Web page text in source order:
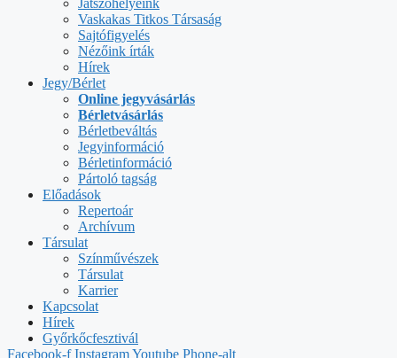
Játszóhelyeink
Vaskakas Titkos Társaság
Sajtófigyelés
Nézőink írták
Hírek
Jegy/Bérlet
Online jegyvásárlás
Bérletvásárlás
Bérletbeváltás
Jegyinformáció
Bérletinformáció
Pártoló tagság
Előadások
Repertoár
Archívum
Társulat
Színművészek
Társulat
Karrier
Kapcsolat
Hírek
Győrkőcfesztivál
Facebook-f InstagramYoutube Phone-alt